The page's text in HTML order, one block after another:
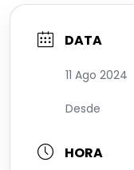
DATA
11 Ago 2024
Desde
HORA